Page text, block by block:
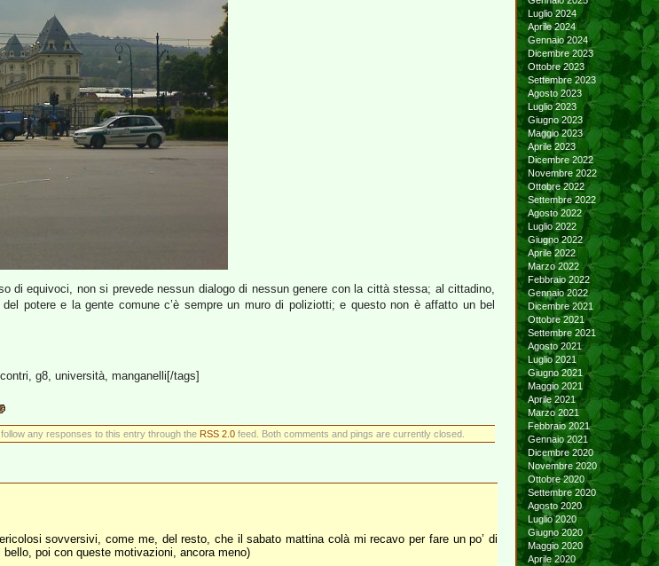
di equivoci, non si prevede nessun dialogo di nessun genere con la città stessa; al cittadino,
potere e la gente comune c’è sempre un muro di poliziotti; e questo non è affatto un bel
g8, università, manganelli[/tags]
any responses to this entry through the RSS 2.0feed. Both comments and pings are currently closed.
sovversivi, come me, del resto, che il sabato mattina colà mi recavo per fare un po’ di
poi con queste motivazioni, ancora meno)
Luglio 2024
Aprile 2024
Gennaio 2024
Dicembre 2023
Ottobre 2023
Settembre 2023
Agosto 2023
Luglio 2023
Giugno 2023
Maggio 2023
Aprile 2023
Dicembre 2022
Novembre 2022
Ottobre 2022
Settembre 2022
Agosto 2022
Luglio 2022
Giugno 2022
Aprile 2022
Marzo 2022
Febbraio 2022
Gennaio 2022
Dicembre 2021
Ottobre 2021
Settembre 2021
Agosto 2021
Luglio 2021
Giugno 2021
Maggio 2021
Aprile 2021
Marzo 2021
Febbraio 2021
Gennaio 2021
Dicembre 2020
Novembre 2020
Ottobre 2020
Settembre 2020
Agosto 2020
Luglio 2020
Giugno 2020
Maggio 2020
Aprile 2020